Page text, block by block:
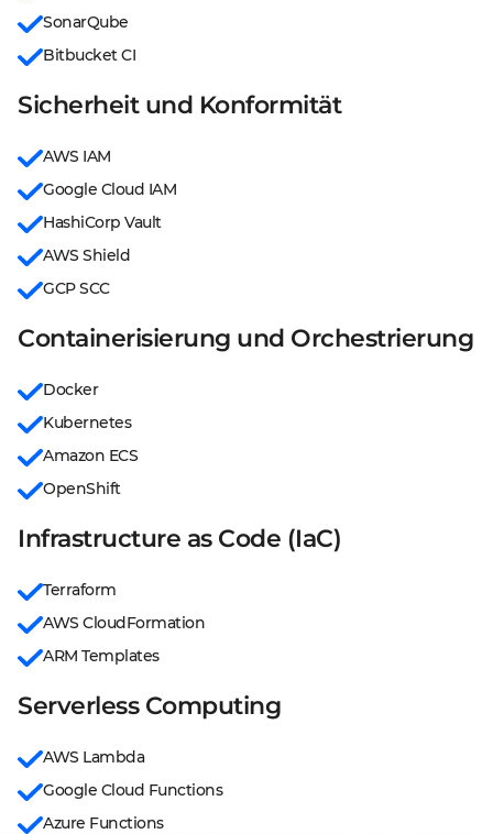
SonarQube
Bitbucket CI
Sicherheit und Konformität
AWS IAM
Google Cloud IAM
HashiCorp Vault
AWS Shield
GCP SCC
Containerisierung und Orchestrierung
Docker
Kubernetes
Amazon ECS
OpenShift
Infrastructure as Code (IaC)
Terraform
AWS CloudFormation
ARM Templates
Serverless Computing
AWS Lambda
Google Cloud Functions
Azure Functions